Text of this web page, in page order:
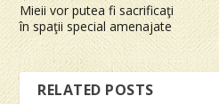
Mieii vor putea fi sacrificaţi
în spaţii special amenajate
RELATED POSTS